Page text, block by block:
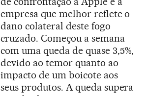
empresa que melhor reflete o
dano colateral deste fogo
cruzado. Começou a semana
com uma queda de quase 3,5%,
devido ao temor quanto ao
impacto de um boicote aos
seus produtos. A queda supera